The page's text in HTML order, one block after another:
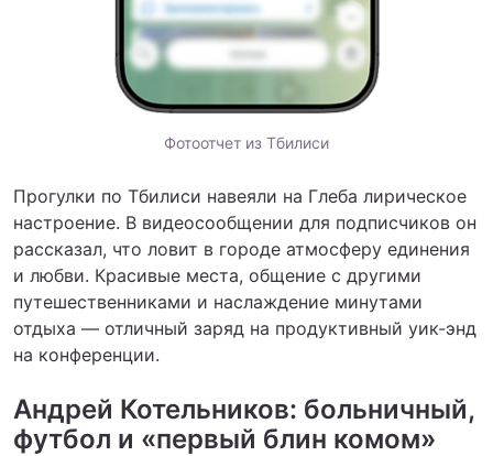
Фотоотчет из Тбилиси
Прогулки по Тбилиси навеяли на Глеба лирическое
настроение. В видеосообщении для подписчиков он
рассказал, что ловит в городе атмосферу единения
и любви. Красивые места, общение с другими
путешественниками и наслаждение минутами
отдыха — отличный заряд на продуктивный уик-энд
на конференции.
Андрей Котельников: больничный,
футбол и «первый блин комом»